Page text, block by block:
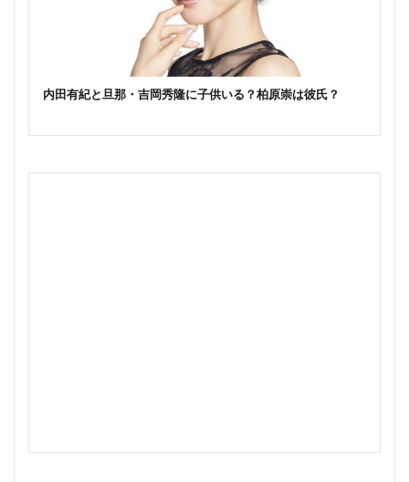
内田有紀と旦那・吉岡秀隆に子供いる？柏原崇は彼氏？